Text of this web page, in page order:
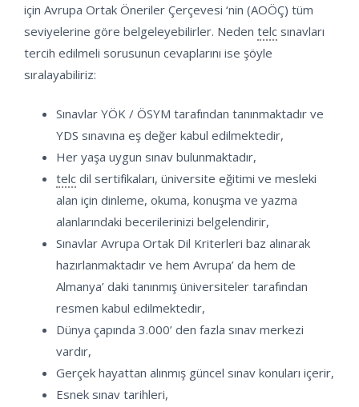
için Avrupa Ortak Öneriler Çerçevesi ‘nin (AOÖÇ) tüm
seviyelerine göre belgeleyebilirler. Neden telc sınavları
tercih edilmeli sorusunun cevaplarını ise şöyle
sıralayabiliriz:
Sınavlar YÖK / ÖSYM tarafından tanınmaktadır ve
YDS sınavına eş değer kabul edilmektedir,
Her yaşa uygun sınav bulunmaktadır,
telc dil sertifikaları, üniversite eğitimi ve mesleki
alan için dinleme, okuma, konuşma ve yazma
alanlarındaki becerilerinizi belgelendirir,
Sınavlar Avrupa Ortak Dil Kriterleri baz alınarak
hazırlanmaktadır ve hem Avrupa’ da hem de
Almanya’ daki tanınmış üniversiteler tarafından
resmen kabul edilmektedir,
Dünya çapında 3.000’ den fazla sınav merkezi
vardır,
Gerçek hayattan alınmış güncel sınav konuları içerir,
Esnek sınav tarihleri,